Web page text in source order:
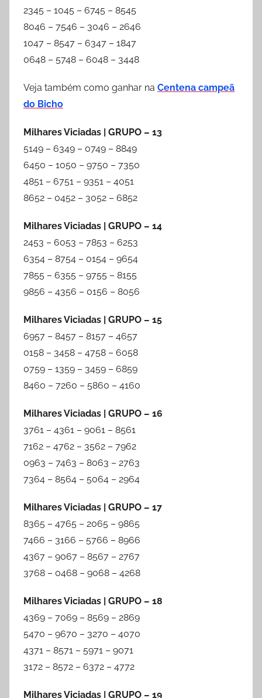
2345 – 1045 – 6745 – 8545
8046 – 7546 – 3046 – 2646
1047 – 8547 – 6347 – 1847
0648 – 5748 – 6048 – 3448
Veja também como ganhar na Centena campeã
do Bicho
Milhares Viciadas | GRUPO – 13
5149 – 6349 – 0749 – 8849
6450 – 1050 – 9750 – 7350
4851 – 6751 – 9351 – 4051
8652 – 0452 – 3052 – 6852
Milhares Viciadas | GRUPO – 14
2453 – 6053 – 7853 – 6253
6354 – 8754 – 0154 – 9654
7855 – 6355 – 9755 – 8155
9856 – 4356 – 0156 – 8056
Milhares Viciadas | GRUPO – 15
6957 – 8457 – 8157 – 4657
0158 – 3458 – 4758 – 6058
0759 – 1359 – 3459 – 6859
8460 – 7260 – 5860 – 4160
Milhares Viciadas | GRUPO – 16
3761 – 4361 – 9061 – 8561
7162 – 4762 – 3562 – 7962
0963 – 7463 – 8063 – 2763
7364 – 8564 – 5064 – 2964
Milhares Viciadas | GRUPO – 17
8365 – 4765 – 2065 – 9865
7466 – 3166 – 5766 – 8966
4367 – 9067 – 8567 – 2767
3768 – 0468 – 9068 – 4268
Milhares Viciadas | GRUPO – 18
4369 – 7069 – 8569 – 2869
5470 – 9670 – 3270 – 4070
4371 – 8571 – 5971 – 9071
3172 – 8572 – 6372 – 4772
Milhares Viciadas | GRUPO – 19